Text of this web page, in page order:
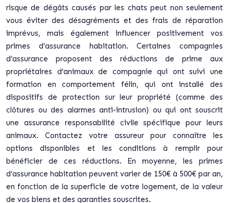
risque de dégâts causés par les chats peut non seulement
vous éviter des désagréments et des frais de réparation
imprévus, mais également influencer positivement vos
primes d’assurance habitation. Certaines compagnies
d’assurance proposent des réductions de prime aux
propriétaires d’animaux de compagnie qui ont suivi une
formation en comportement félin, qui ont installé des
dispositifs de protection sur leur propriété (comme des
clôtures ou des alarmes anti-intrusion) ou qui ont souscrit
une assurance responsabilité civile spécifique pour leurs
animaux. Contactez votre assureur pour connaître les
options disponibles et les conditions à remplir pour
bénéficier de ces réductions. En moyenne, les primes
d’assurance habitation peuvent varier de 150€ à 500€ par an,
en fonction de la superficie de votre logement, de la valeur
de vos biens et des garanties souscrites.